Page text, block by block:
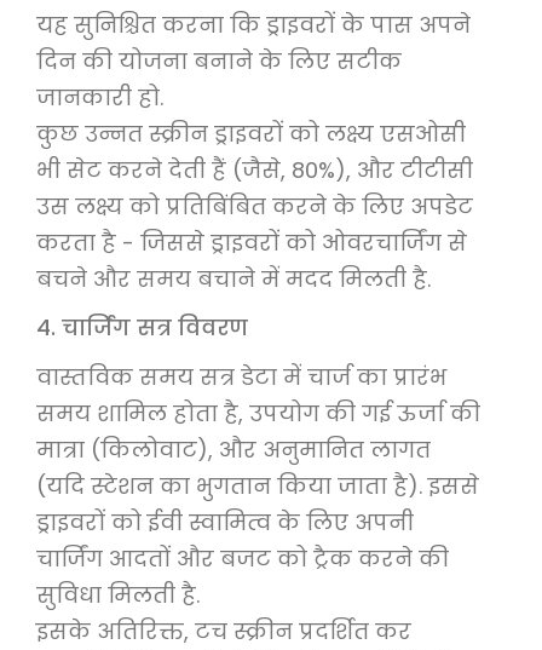
यह सुनिश्चित करना कि ड्राइवरों के पास अपने
दिन की योजना बनाने के लिए सटीक
जानकारी हो.
कुछ उन्नत स्क्रीन ड्राइवरों को लक्ष्य एसओसी
भी सेट करने देती हैं (जैसे, 80%), और टीटीसी
उस लक्ष्य को प्रतिबिंबित करने के लिए अपडेट
करता है - जिससे ड्राइवरों को ओवरचार्जिंग से
बचने और समय बचाने में मदद मिलती है.
4. चार्जिंग सत्र विवरण
वास्तविक समय सत्र डेटा में चार्ज का प्रारंभ
समय शामिल होता है, उपयोग की गई ऊर्जा की
मात्रा (किलोवाट), और अनुमानित लागत
(यदि स्टेशन का भुगतान किया जाता है). इससे
ड्राइवरों को ईवी स्वामित्व के लिए अपनी
चार्जिंग आदतों और बजट को ट्रैक करने की
सुविधा मिलती है.
इसके अतिरिक्त, टच स्क्रीन प्रदर्शित कर